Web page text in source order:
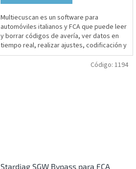
Multiecuscan es un software para
automóviles italianos y FCA que puede leer
y borrar códigos de avería, ver datos en
tiempo real, realizar ajustes, codificación y
alineación PROXI.
Stardiag SGW Bypass para FCA
Código: 1194